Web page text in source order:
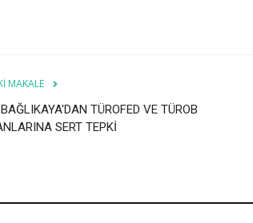
MAKALE
TÜROFED VE TÜROB
SERT TEPKİ